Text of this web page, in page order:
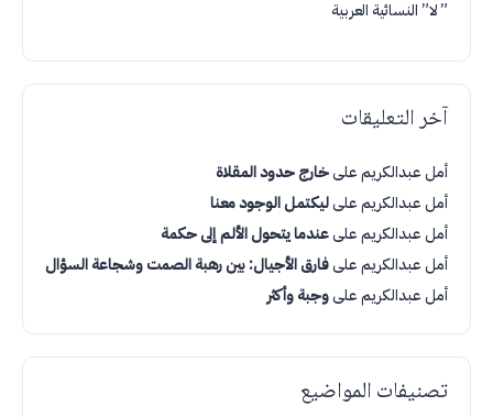
” لا” النسائية العربية
آخر التعليقات
أمل عبدالكريمعلىخارج حدود المقلاة
أمل عبدالكريمعلىليكتمل الوجود معنا
أمل عبدالكريمعلىعندما يتحول الألم إلى حكمة
أمل عبدالكريمعلىفارق الأجيال: بين رهبة الصمت وشجاعة السؤال
أمل عبدالكريمعلىوجبة وأكثر
تصنيفات المواضيع